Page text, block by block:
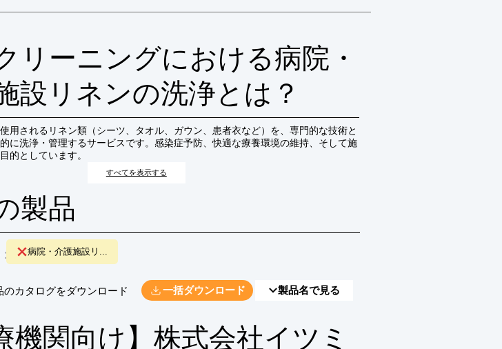
リーニングにおける病院・
設リネンの洗浄とは？
用されるリネン類（シーツ、タオル、ガウン、患者衣など）を、専門的な技術と
に洗浄・管理するサービスです。感染症予防、快適な療養環境の維持、そして施
的としています。
すべてを表示する
製品
病院・介護施設リ...
カタログをダウンロード 一括ダウンロード 製品名で見る
機関向け】株式会社イツミ